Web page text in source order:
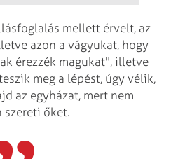
mellett érvelt, az
azon a vágyukat, hogy
érezzék magukat", illetve
meg a lépést, úgy vélik,
az egyházat, mert nem
szereti őket.